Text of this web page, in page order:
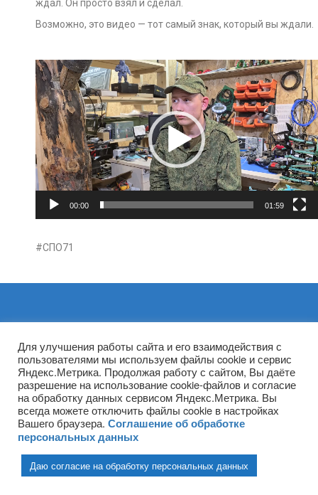
ждал. Он просто взял и сделал.
Возможно, это видео — тот самый знак, который вы ждали.
Видеоплеер
00:00 01:59
#СПО71
Архивы
(ГПОУ ТО «НТПБ») 2020 г. ©
Для улучшения работы сайта и его взаимодействия с
пользователями мы используем файлы cookie и сервис
Яндекс.Метрика. Продолжая работу с сайтом, Вы даёте
разрешение на использование cookie-файлов и согласие
на обработку данных сервисом Яндекс.Метрика. Вы
всегда можете отключить файлы cookie в настройках
Вашего браузера. Соглашение об обработке
персональных данных
Даю согласие на обработку персональных данных